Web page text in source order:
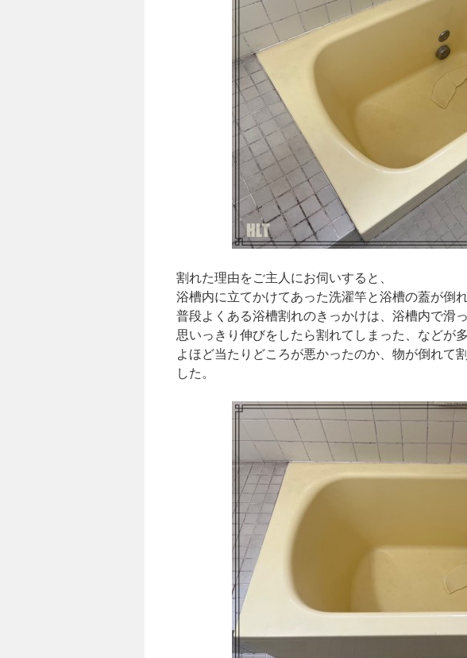
割れた理由をご主人にお伺いすると、
浴槽内に立てかけてあった洗濯竿と浴槽の蓋が倒
普段よくある浴槽割れのきっかけは、浴槽内で滑
思いっきり伸びをしたら割れてしまった、などが多
よほど当たりどころが悪かったのか、物が倒れて
した。